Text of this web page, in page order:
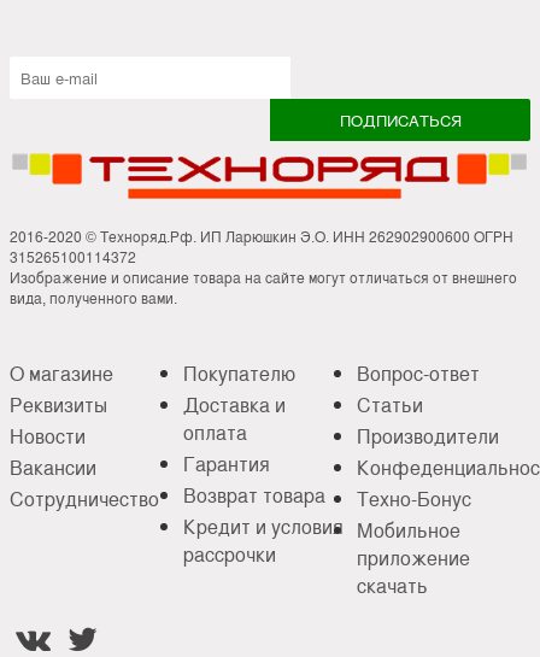
2016-2020 © Техноряд.Рф. ИП Ларюшкин Э.О. ИНН 262902900600 ОГРН
315265100114372
Изображение и описание товара на сайте могут отличаться от внешнего
вида, полученного вами.
О магазине
Реквизиты
Новости
Вакансии
Сотрудничество
Покупателю
Доставка и
оплата
Гарантия
Возврат товара
Кредит и условия
рассрочки
Вопрос-ответ
Статьи
Производители
Техно-Бонус
Мобильное
приложение
скачать
 